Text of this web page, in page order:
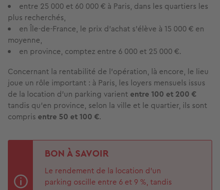
entre 25 000 et 60 000 € à Paris, dans les quartiers les
plus recherchés,
en Île-de-France, le prix d’achat s’élève à 15 000 € en
moyenne,
en province, comptez entre 6 000 et 25 000 €.
Concernant la rentabilité de l'opération, là encore, le lieu
joue un rôle important : à Paris, les loyers mensuels issus
de la location d’un parking varient entre 100 et 200 €
tandis qu’en province, selon la ville et le quartier, ils sont
compris entre 50 et 100 €.
BON À SAVOIR
Le rendement de la location d’un
parking oscille entre 6 et 9 %, tandis